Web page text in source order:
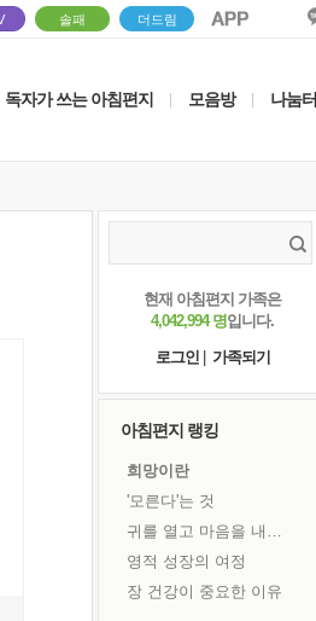
솔패 더드림
독자가 쓰는 아침편지 모음방 나눔터
현재 아침편지 가족은
4,042,994 명입니다.
로그인
가족되기
아침편지 랭킹
희망이란
'모른다'는 것
귀를 열고 마음을 내어주고
영적 성장의 여정
장 건강이 중요한 이유